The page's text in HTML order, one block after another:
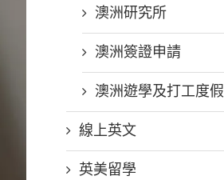
澳洲研究所
澳洲簽證申請
澳洲遊學及打工度假
線上英文
英美留學